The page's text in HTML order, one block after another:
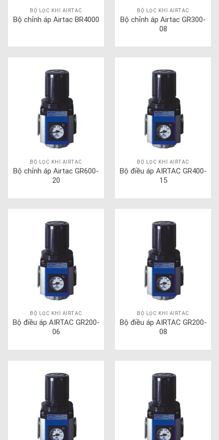
BỘ LỌC KHÍ AIRTAC
Bộ chỉnh áp Airtac BR4000
BỘ LỌC KHÍ AIRTAC
Bộ chỉnh áp Airtac GR300-
08
BỘ LỌC KHÍ AIRTAC
Bộ chỉnh áp Airtac GR600-
20
BỘ LỌC KHÍ AIRTAC
Bộ điều áp AIRTAC GR400-
15
BỘ LỌC KHÍ AIRTAC
Bộ điều áp AIRTAC GR200-
06
BỘ LỌC KHÍ AIRTAC
Bộ điều áp AIRTAC GR200-
08